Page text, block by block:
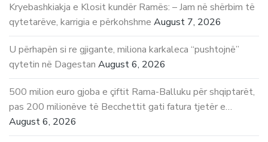
Kryebashkiakja e Klosit kundër Ramës: – Jam në shërbim të
qytetarëve, karrigia e përkohshme August 7, 2026
U përhapën si re gjigante, miliona karkaleca “pushtojnë”
qytetin në Dagestan August 6, 2026
500 milion euro gjoba e çiftit Rama-Balluku për shqiptarët,
pas 200 milionëve të Becchettit gati fatura tjetër e…
August 6, 2026